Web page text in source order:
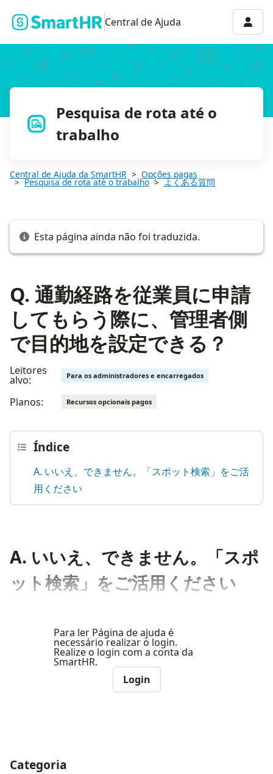
Central de Ajuda
Pesquisa de rota até o
trabalho
Central de Ajuda da SmartHR Opções pagas
Pesquisa de rota até o trabalho よくある質問
Esta página ainda não foi traduzida.
Q. 通勤経路を従業員に申請
してもらう際に、管理者側
で目的地を設定できる？
Leitores
alvo: Para os administradores e encarregados
Planos: Recursos opcionais pagos
Índice
A. いいえ、できません。「スポット検索」をご活
用ください
A. いいえ、できません。「スポ
ット検索」をご活用ください
Para ler Página de ajuda é
necessário realizar o login.
Realize o login com a conta da
SmartHR.
Login
ナビゲーションメニュー
Categoria